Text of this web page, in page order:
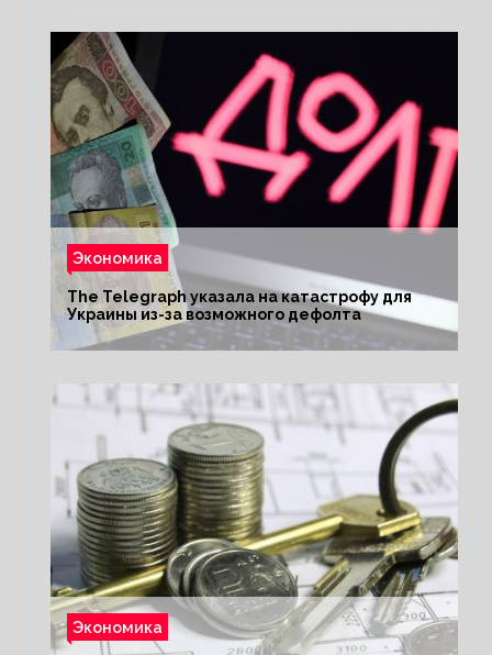
Экономика
The Telegraph указала на катастрофу для
Украины из-за возможного дефолта
Экономика